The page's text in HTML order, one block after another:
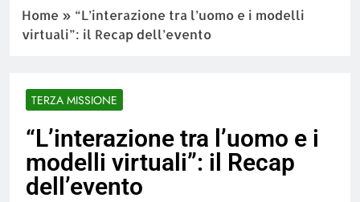
Home » “L’interazione tra l’uomo e i modelli
virtuali”: il Recap dell’evento
TERZA MISSIONE
“L’interazione tra l’uomo e i
modelli virtuali”: il Recap
dell’evento